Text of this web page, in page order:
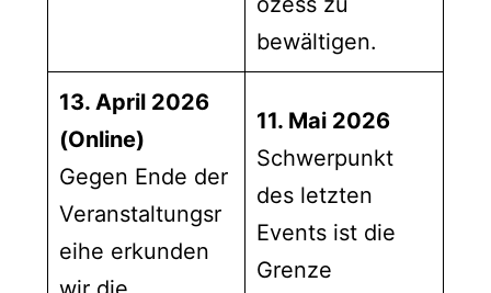
bewältigen.
13. April 2026
(Online)
Gegen Ende der
Veranstaltungsr
eihe erkunden
11. Mai 2026
Schwerpunkt
des letzten
Events ist die
Grenze